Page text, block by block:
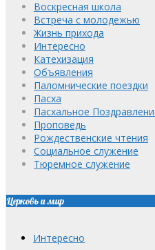
Воскресная школа
Встреча с молодежью
Жизнь прихода
Интересно
Катехизация
Объявления
Паломнические поездки
Пасха
Пасхальное
Проповедь
Рождественские чтения
Социальное служение
Тюремное служение
Церковь и мир
Интересно